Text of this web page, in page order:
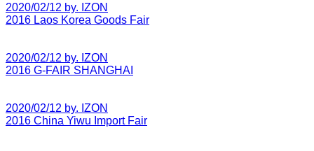
2020/02/12 by. IZON
2016 Laos Korea Goods Fair
2020/02/12 by. IZON
2016 G-FAIR SHANGHAI
2020/02/12 by. IZON
2016 China Yiwu Import Fair